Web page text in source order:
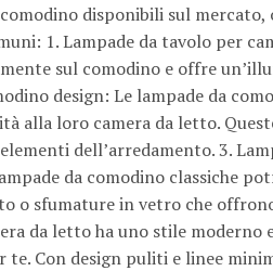
disponibili sul mercato,
1. Lampade da tavolo per
sul comodino e offre
design: Le lampade da
alla loro camera da letto.
dell’arredamento. 3.
da comodino classiche
o sfumature in vetro che
da letto ha uno stile moderno
Con design puliti e linee